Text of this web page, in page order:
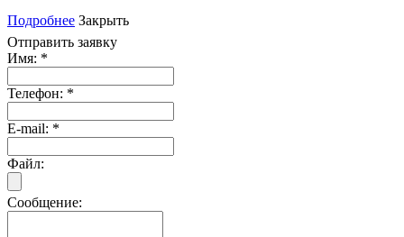
Подробнее Закрыть
Отправить заявку
Имя: *
Телефон: *
E-mail: *
Файл:
Сообщение: